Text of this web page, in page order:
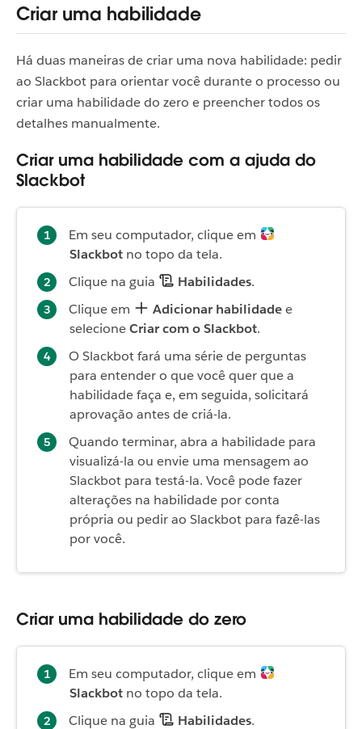
Criar uma habilidade
Há duas maneiras de criar uma nova habilidade: pedir
ao Slackbot para orientar você durante o processo ou
criar uma habilidade do zero e preencher todos os
detalhes manualmente.
Criar uma habilidade com a ajuda do
Slackbot
Em seu computador, clique em
Slackbot no topo da tela.
Clique na guia
Habilidades.
Clique em
Adicionar habilidadee
selecioneCriar com o Slackbot.
O Slackbot fará uma série de perguntas
para entender o que você quer que a
habilidade faça e, em seguida, solicitará
aprovação antes de criá-la.
Quando terminar, abra a habilidade para
visualizá-la ou envie uma mensagem ao
Slackbot para testá-la. Você pode fazer
alterações na habilidade por conta
própria ou pedir ao Slackbot para fazê-las
por você.
Criar uma habilidade do zero
Em seu computador, clique em
Slackbot no topo da tela.
Clique na guia
Habilidades.